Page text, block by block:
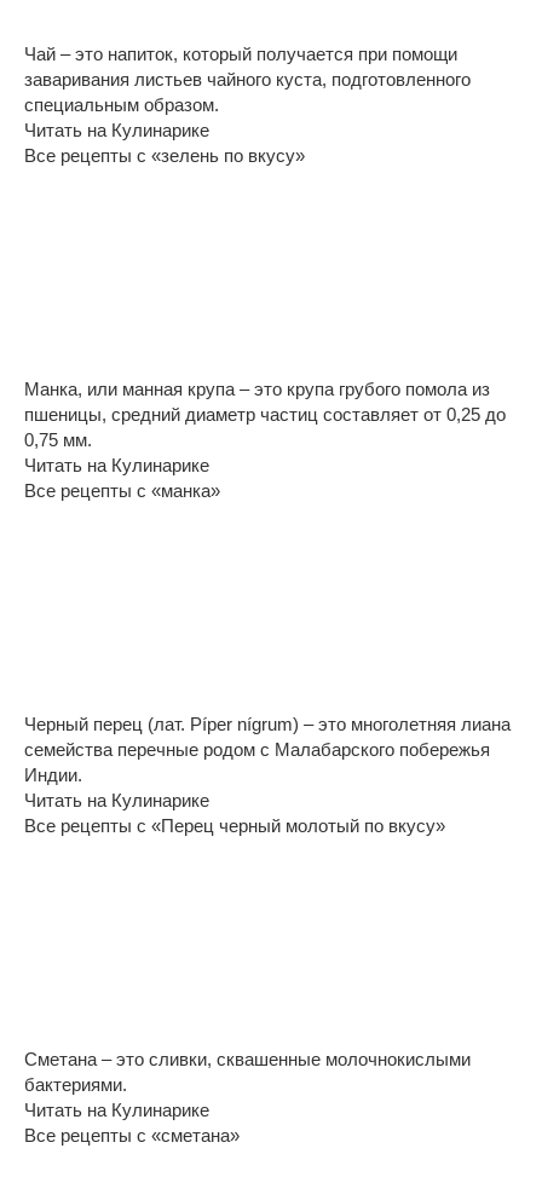
Чай – это напиток, который получается при помощи
заваривания листьев чайного куста, подготовленного
специальным образом.
Читать на Кулинарике
Все рецепты с «зелень по вкусу»
Манка, или манная крупа – это крупа грубого помола из
пшеницы, средний диаметр частиц составляет от 0,25 до
0,75 мм.
Читать на Кулинарике
Все рецепты с «манка»
Черный перец (лат. Píper nígrum) – это многолетняя лиана
семейства перечные родом с Малабарского побережья
Индии.
Читать на Кулинарике
Все рецепты с «Перец черный молотый по вкусу»
Сметана – это сливки, сквашенные молочнокислыми
бактериями.
Читать на Кулинарике
Все рецепты с «сметана»